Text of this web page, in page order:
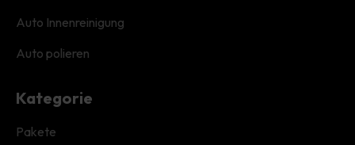
Auto Innenreinigung
Auto polieren
Kategorie
Pakete